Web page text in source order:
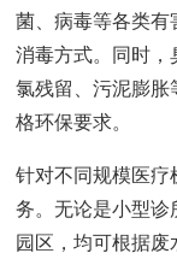
菌、病毒等各类有
消毒方式。同时，
氯残留、污泥膨胀
格环保要求。
针对不同规模医疗
务。无论是小型诊
园区，均可根据